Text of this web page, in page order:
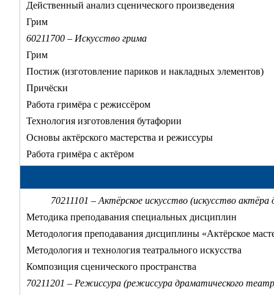
Действенный анализ сценического произведения
Грим
60211700 – Искусство грима
Грим
Постиж (изготовление париков и накладных элементов)
Причёски
Работа гримёра с режиссёром
Технология изготовления бутафории
Основы актёрского мастерства и режиссуры
Работа гримёра с актёром
70211101 – Актёрское искусство (искусство
Методика преподавания специальных дисциплин
Методология преподавания дисциплины «Актёрское
Методология и технология театрального искусства
Композиция сценического пространства
70211201 – Режиссура (режиссура драматического